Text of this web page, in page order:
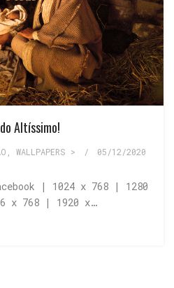
Altíssimo!
WALLPAPERS > / 05/12/2020
| 1024 x 768 | 1280
x 768 | 1920 x…